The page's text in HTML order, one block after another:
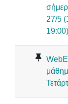
27/5
19:00)